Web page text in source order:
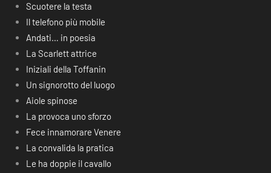
Scuotere la testa
Il telefono più mobile
Andati… in poesia
La Scarlett attrice
Iniziali della Toffanin
Un signorotto del luogo
Aiole spinose
La provoca uno sforzo
Fece innamorare Venere
La convalida la pratica
Le ha doppie il cavallo